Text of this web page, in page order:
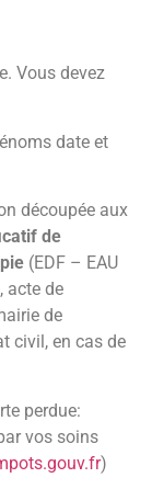
Vous devez
date et
découpée aux
de
(EDF – EAU
acte de
de
civil, en cas de
perdue:
vos soins
)